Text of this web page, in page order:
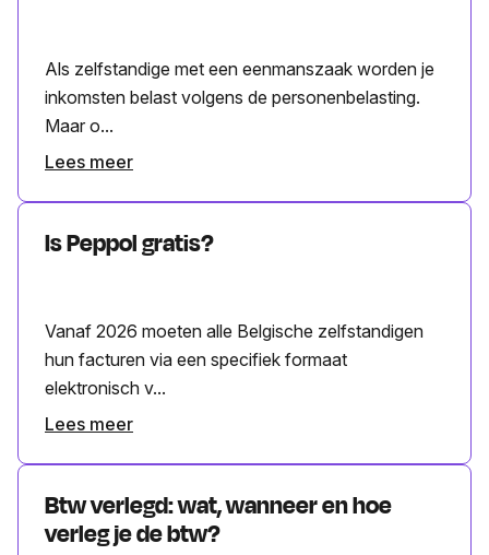
Als zelfstandige met een eenmanszaak worden je
inkomsten belast volgens de personenbelasting.
Maar o...
Lees meer
Is Peppol gratis?
Vanaf 2026 moeten alle Belgische zelfstandigen
hun facturen via een specifiek formaat
elektronisch v...
Lees meer
Btw verlegd: wat, wanneer en hoe
verleg je de btw?